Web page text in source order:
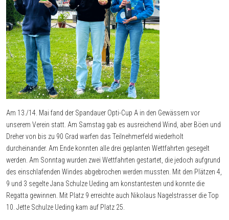
Am 13./14. Mai fand der Spandauer Opti-Cup A in den Gewässern vor
unserem Verein statt. Am Samstag gab es ausreichend Wind, aber Böen und
Dreher von bis zu 90 Grad warfen das Teilnehmerfeld wiederholt
durcheinander. Am Ende konnten alle drei geplanten Wettfahrten gesegelt
werden. Am Sonntag wurden zwei Wettfahrten gestartet, die jedoch aufgrund
des einschlafenden Windes abgebrochen werden mussten. Mit den Plätzen 4,
9 und 3 segelte Jana Schulze Ueding am konstantesten und konnte die
Regatta gewinnen. Mit Platz 9 erreichte auch Nikolaus Nagelstrasser die Top
10. Jette Schulze Ueding kam auf Platz 25.